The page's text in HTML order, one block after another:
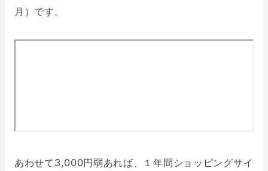
月）です。
あわせて3,000円弱あれば、１年間ショッピングサイ